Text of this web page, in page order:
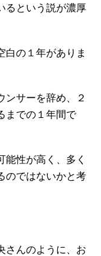
るという説が濃厚
白の１年がありま
ンサーを辞め、２
までの１年間で
能性が高く、多く
のではないかと考
さんのように、お